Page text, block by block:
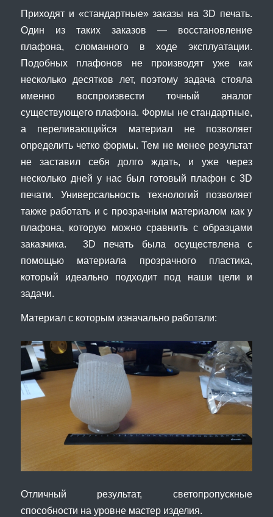
Приходят и «стандартные» заказы на 3D печать.
Один из таких заказов — восстановление
плафона, сломанного в ходе эксплуатации.
Подобных плафонов не производят уже как
несколько десятков лет, поэтому задача стояла
именно воспроизвести точный аналог
существующего плафона. Формы не стандартные,
а переливающийся материал не позволяет
определить четко формы. Тем не менее результат
не заставил себя долго ждать, и уже через
несколько дней у нас был готовый плафон с 3D
печати. Универсальность технологий позволяет
также работать и с прозрачным материалом как у
плафона, которую можно сравнить с образцами
заказчика. 3D печать была осуществлена с
помощью материала прозрачного пластика,
который идеально подходит под наши цели и
задачи.
Материал с которым изначально работали:
Отличный результат, светопропускные
способности на уровне мастер изделия.